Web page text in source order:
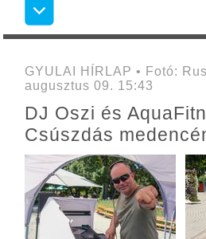
GYULAI HÍRLAP • Fotó:
augusztus 09. 15:43
DJ Oszi és
Csúszdás